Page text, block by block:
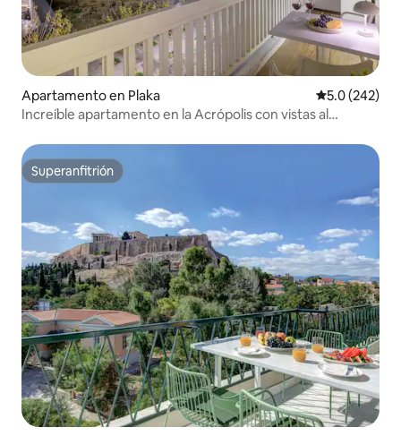
Apartamento en Plaka Calificación
5.0 (242)
Increíble apartamento en la Acrópolis con vistas al
Superanfitrión
Superanfitrión